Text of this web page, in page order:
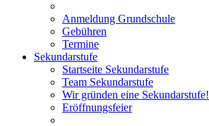
Anmeldung Grundschule
Gebühren
Termine
Sekundarstufe
Startseite Sekundarstufe
Team Sekundarstufe
Wir gründen eine Sekundarstufe!
Eröffnungsfeier